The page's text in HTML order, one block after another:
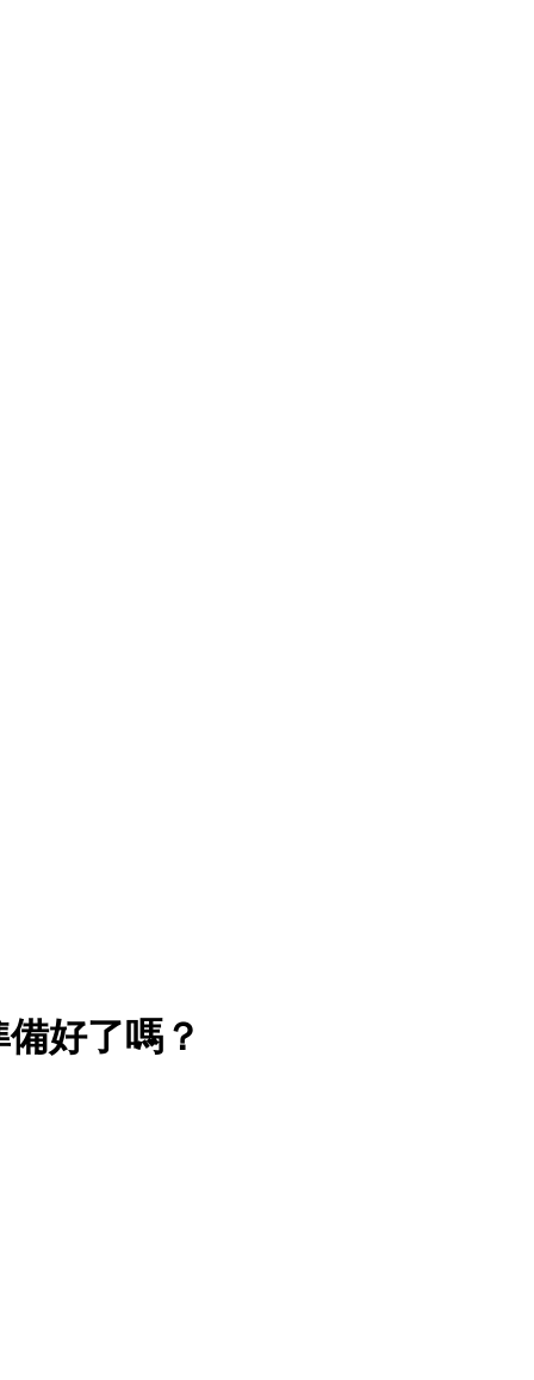
好了嗎？